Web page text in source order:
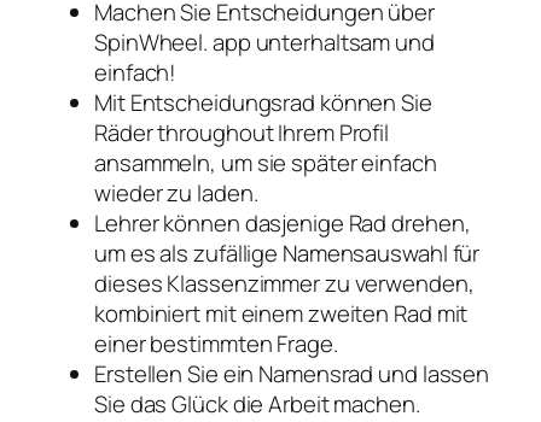
Machen Sie Entscheidungen über
SpinWheel. app unterhaltsam und
einfach!
Mit Entscheidungsrad können Sie
Räder throughout Ihrem Profil
ansammeln, um sie später einfach
wieder zu laden.
Lehrer können dasjenige Rad drehen,
um es als zufällige Namensauswahl für
dieses Klassenzimmer zu verwenden,
kombiniert mit einem zweiten Rad mit
einer bestimmten Frage.
Erstellen Sie ein Namensrad und lassen
Sie das Glück die Arbeit machen.